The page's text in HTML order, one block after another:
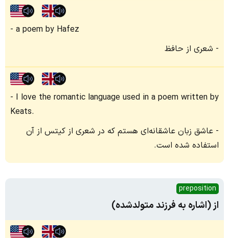
a poem by Hafez
شعری از حافظ
I love the romantic language used in a poem written by
Keats.
عاشق زبان عاشقانه‌ای هستم که در شعری از کیتس از آن
استفاده شده است.
preposition
از (اشاره به فرزند متولدشده)